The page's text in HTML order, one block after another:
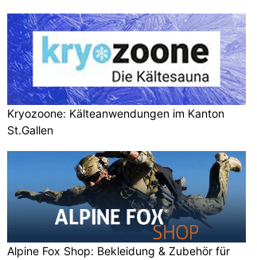
Kryozoone: Kälteanwendungen im Kanton
St.Gallen
Alpine Fox Shop: Bekleidung & Zubehör für